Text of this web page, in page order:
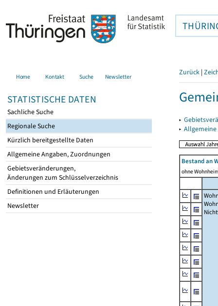
Home Kontakt Suche Newsletter
STATISTISCHE DATEN
Sachliche Suche
Regionale Suche
Kürzlich bereitgestellte Daten
Allgemeine Angaben, Zuordnungen
Gebietsveränderungen,
Änderungen zum Schlüsselverzeichnis
Definitionen und Erläuterungen
Newsletter
Zurück |
▸
▸
Bestand an
ohne